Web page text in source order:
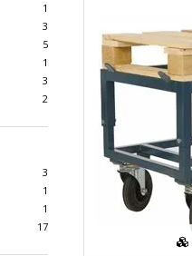
1
3
5
1
3
2
3
1
1
17